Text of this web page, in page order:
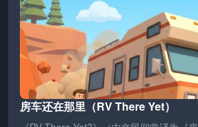
房车还在那里（RV There Yet）